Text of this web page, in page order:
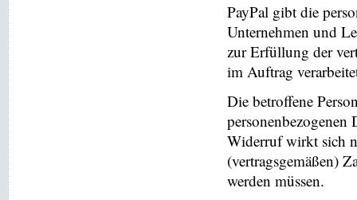
PayPal gibt die
Unternehmen und
zur Erfüllung der
im Auftrag
Die betroffene
personenbezogenen
Widerruf wirkt sich
(vertragsgemäßen)
werden müssen.